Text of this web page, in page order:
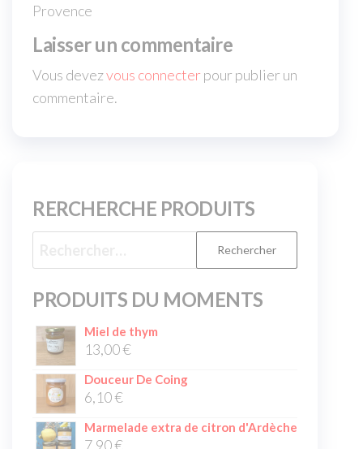
Provence
Laisser un commentaire
Vous devezvous connecter pour publier un
commentaire.
RERCHERCHE PRODUITS
PRODUITS DU MOMENTS
Miel de thym
13,00€
Douceur De Coing
6,10€
Marmelade extra de citron d'Ardèche
7,90€